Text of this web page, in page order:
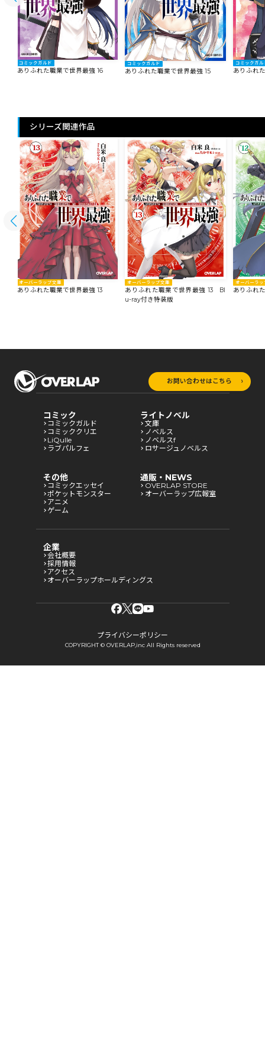
コミックガルド
ありふれた職業で世界最強 16
コミックガルド
ありふれた職業で世界最強 15
コミックガル
ありふれ
シリーズ関連作品
オーバーラップ文庫
ありふれた職業で世界最強 13
オーバーラップ文庫
ありふれた職業で世界最強 13 Bl
u-ray付き特装版
オーバーラッ
ありふれ
お問い合わせはこちら
コミック
コミックガルド
コミッククリエ
LiQulle
ラブパルフェ
ライトノベル
文庫
ノベルス
ノベルスf
ロサージュノベルス
その他
コミックエッセイ
ポケットモンスター
アニメ
ゲーム
通販・NEWS
OVERLAP STORE
オーバーラップ広報室
企業
会社概要
採用情報
アクセス
オーバーラップホールディングス
プライバシーポリシー
COPYRIGHT © OVERLAP,inc All Rights reserved